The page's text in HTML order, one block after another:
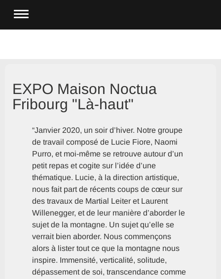
EXPO Maison Noctua
Fribourg "Là-haut"
“Janvier 2020, un soir d’hiver. Notre groupe
de travail composé de Lucie Fiore, Naomi
Purro, et moi-même se retrouve autour d’un
petit repas et cogite sur l’idée d’une
thématique. Lucie, à la direction artistique,
nous fait part de récents coups de cœur sur
des travaux de Martial Leiter et Laurent
Willenegger, et de leur manière d’aborder le
sujet de la montagne. Un sujet qu’elle se
verrait bien aborder. Nous commençons
alors à lister tout ce que la montagne nous
inspire. Immensité, verticalité, solitude,
dépassement de soi, transcendance comme